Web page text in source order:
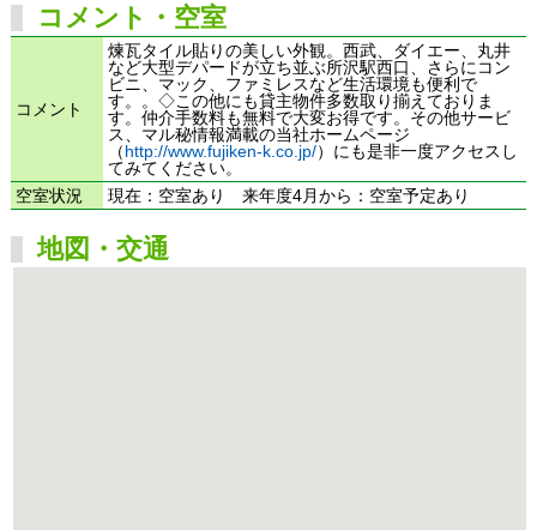
コメント・空室
コメント
煉瓦タイル貼りの美しい外観。西武、ダイエー、丸井
など大型デパードが立ち並ぶ所沢駅西口、さらにコン
ビニ、マック、ファミレスなど生活環境も便利で
す。。◇この他にも貸主物件多数取り揃えておりま
す。仲介手数料も無料で大変お得です。その他サービ
ス、マル秘情報満載の当社ホームページ
（http://www.fujiken-k.co.jp/）にも是非一度アクセスし
てみてください。
空室状況
現在：空室あり 来年度4月から：空室予定あり
地図・交通